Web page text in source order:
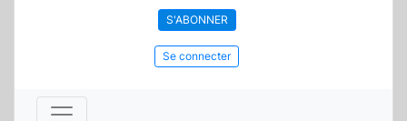
S'ABONNER
Se connecter